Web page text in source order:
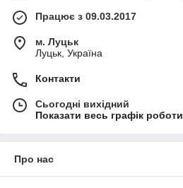
Працює з 09.03.2017
м. Луцьк
Луцьк, Україна
Контакти
Сьогодні вихідний
Показати весь графік роботи
Про нас